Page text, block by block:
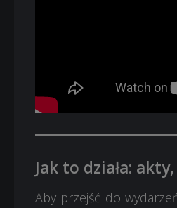
Jak to działa:
Aby przejść do